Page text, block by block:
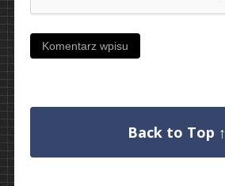
Back to Top ↑